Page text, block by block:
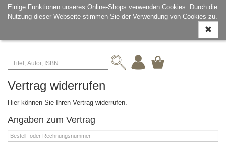
Einige Funktionen unseres Online-Shops verwenden Cookies. Durch die
Nutzung dieser Webseite stimmen Sie der Verwendung von Cookies zu.
ein-/
Vertrag widerrufen
Hier können Sie Ihren Vertrag widerrufen.
Angaben zum Vertrag